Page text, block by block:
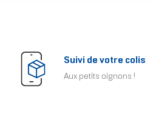
Suivi de votre colis
Aux petits oignons !